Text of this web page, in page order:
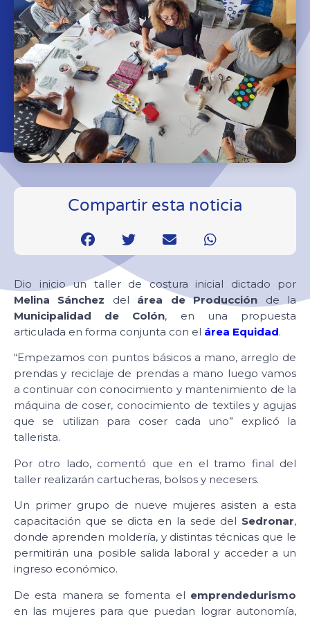
Compartir esta noticia
Dio inicio un taller de costura inicial dictado por
Melina Sánchez del área de Producción de la
Municipalidad de Colón, en una propuesta
articulada en forma conjunta con el área Equidad.
“Empezamos con puntos básicos a mano, arreglo de
prendas y reciclaje de prendas a mano luego vamos
a continuar con conocimiento y mantenimiento de la
máquina de coser, conocimiento de textiles y agujas
que se utilizan para coser cada uno” explicó la
tallerista.
Por otro lado, comentó que en el tramo final del
taller realizarán cartucheras, bolsos y necesers.
Un primer grupo de nueve mujeres asisten a esta
capacitación que se dicta en la sede del Sedronar,
donde aprenden moldería, y distintas técnicas que le
permitirán una posible salida laboral y acceder a un
ingreso económico.
De esta manera se fomenta el emprendedurismo
en las mujeres para que puedan lograr autonomía,